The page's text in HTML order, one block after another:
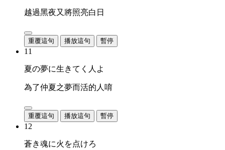
越過黑夜又將照亮白日
重覆這句 播放這句 暫停
11
夏の夢に生きてく人よ
為了仲夏之夢而活的人唷
重覆這句 播放這句 暫停
12
蒼き魂に火を点けろ